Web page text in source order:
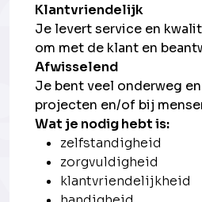
Klantvriendelijk
Je levert service en
om met de klant en
Afwisselend
Je bent veel onderweg
projecten en/of bij
Wat je nodig hebt is:
zelfstandigheid
zorgvuldigheid
klantvriendelijkheid